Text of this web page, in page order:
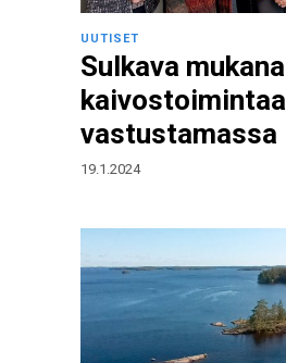
UUTISET
Sulkava mukana
kaivostoimintaa
vastustamassa
19.1.2024